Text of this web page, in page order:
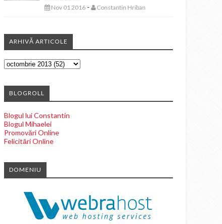
Nov 01 2016 - Constantin Hriban
ARHIVĂ ARTICOLE
BLOGROLL
Blogul lui Constantin
Blogul Mihaelei
Promovări Online
Felicitări Online
DOMENIU